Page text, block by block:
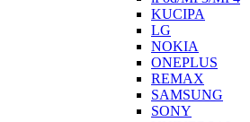
KUCIPA
LG
NOKIA
ONEPLUS
REMAX
SAMSUNG
SONY